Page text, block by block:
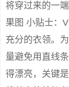
将穿过来的一
果图 小贴士：
充分的衣领。
量避免用直线
得漂亮，关键